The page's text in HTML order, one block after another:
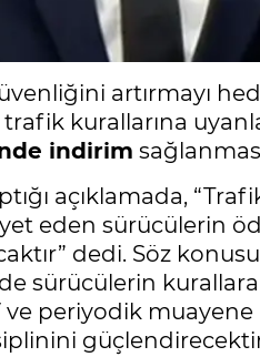
artırmayı
trafik kurallarına
indirim
açıklamada,
eden sürücülerin
dedi. Söz
sürücülerin
ve periyodik